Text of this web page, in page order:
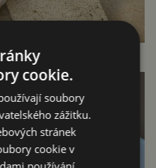
cookie.
soubory
zážitku.
stránek
cookie v